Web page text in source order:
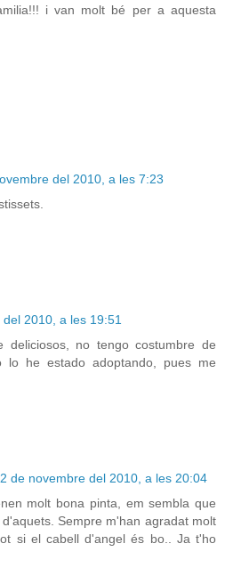
i van molt bé per a aquesta
del 2010, a les 7:23
2010, a les 19:51
deliciosos, no tengo costumbre de
lo he estado adoptando, pues me
2 de novembre del 2010, a les 20:04
molt bona pinta, em sembla que
Sempre m'han agradat molt
si el cabell d'angel és bo.. Ja t'ho